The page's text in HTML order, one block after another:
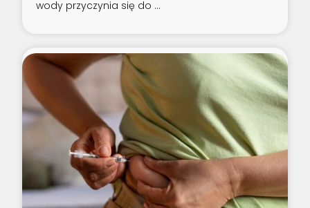
wody przyczynia się do